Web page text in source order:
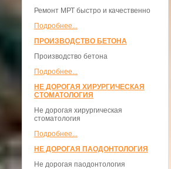
Ремонт МРТ быстро и качественно
Подробнее...
ПРОИЗВОДСТВО БЕТОНА
Производство бетона
Подробнее...
НЕ ДОРОГАЯ ХИРУРГИЧЕСКАЯ
СТОМАТОЛОГИЯ
Не дорогая хирургическая
стоматология
Подробнее...
НЕ ДОРОГАЯ ПАОДОНТОЛОГИЯ
Не дорогая паодонтология